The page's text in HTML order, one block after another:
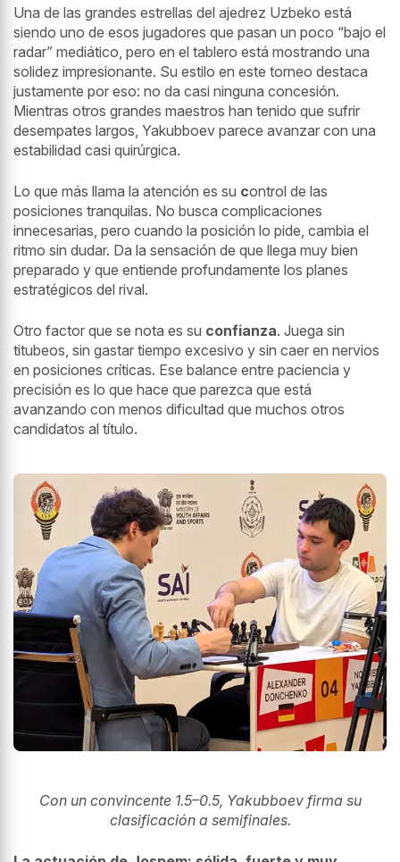
Una de las grandes estrellas del ajedrez Uzbeko está
siendo uno de esos jugadores que pasan un poco “bajo el
radar” mediático, pero en el tablero está mostrando una
solidez impresionante. Su estilo en este torneo destaca
justamente por eso: no da casi ninguna concesión.
Mientras otros grandes maestros han tenido que sufrir
desempates largos, Yakubboev parece avanzar con una
estabilidad casi quirúrgica.
Lo que más llama la atención es su control de las
posiciones tranquilas. No busca complicaciones
innecesarias, pero cuando la posición lo pide, cambia el
ritmo sin dudar. Da la sensación de que llega muy bien
preparado y que entiende profundamente los planes
estratégicos del rival.
Otro factor que se nota es su confianza. Juega sin
titubeos, sin gastar tiempo excesivo y sin caer en nervios
en posiciones críticas. Ese balance entre paciencia y
precisión es lo que hace que parezca que está
avanzando con menos dificultad que muchos otros
candidatos al título.
Con un convincente 1.5–0.5, Yakubboev firma su
clasificación a semifinales.